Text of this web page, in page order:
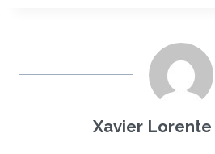
Xavier